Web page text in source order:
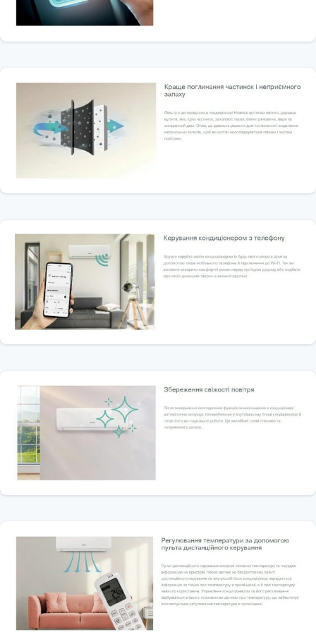
кондиціонування.
💎 Додаткові функції:
🌪️Режим «Турбо»для швидкого охолодження;
🔇Низький рівень шуму– від19 дБ(А).